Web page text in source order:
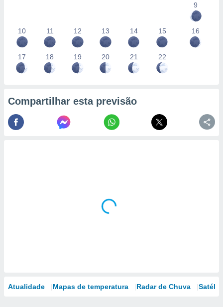
9
10 11 12 13 14 15 16
17 18 19 20 21 22
Compartilhar esta previsão
Atualidade Mapas de temperatura Radar de Chuva